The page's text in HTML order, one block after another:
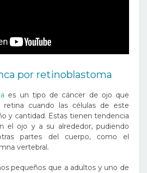
por retinoblastoma
es un tipo de cáncer de ojo que
cuando las células de este
y cantidad. Estas tienen tendencia
el ojo y a su alrededor, pudiendo
partes del cuerpo, como el
vertebral.
pequeños que a adultos y uno de